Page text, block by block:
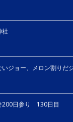
社
ジョー、メロン割りだ
200日参り 130日目